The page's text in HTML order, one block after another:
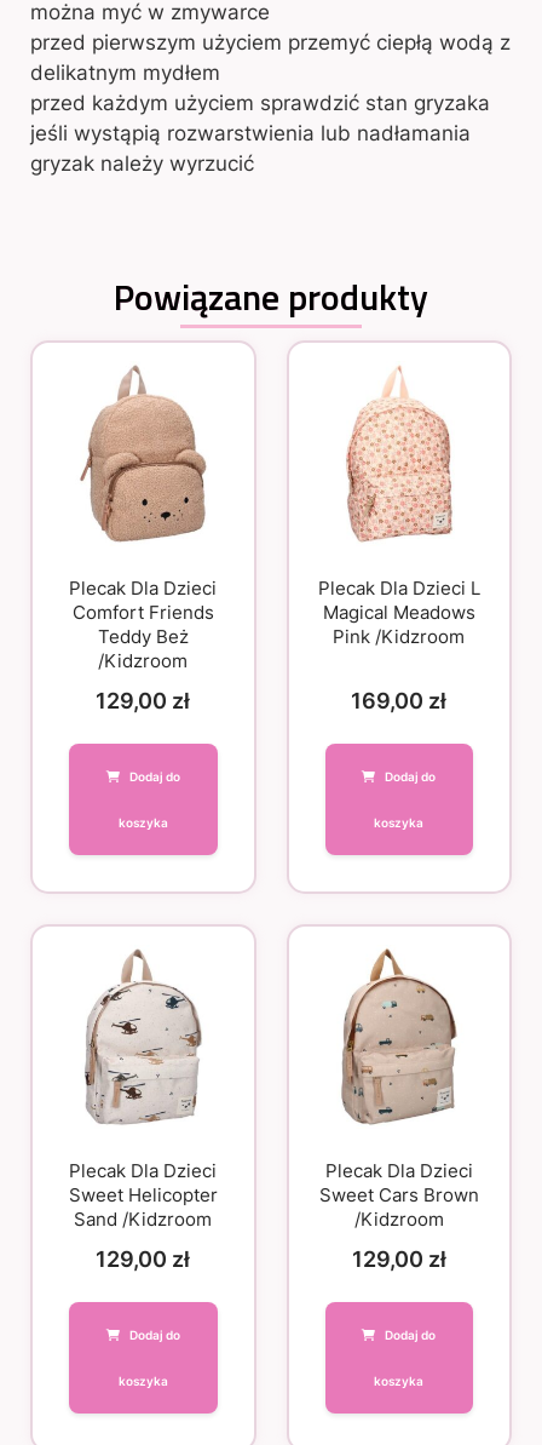
można myć w zmywarce
przed pierwszym użyciem przemyć ciepłą wodą z
delikatnym mydłem
przed każdym użyciem sprawdzić stan gryzaka
jeśli wystąpią rozwarstwienia lub nadłamania
gryzak należy wyrzucić
Powiązane produkty
Plecak Dla Dzieci
Comfort Friends
Teddy Beż
/Kidzroom
129,00 zł
Dodaj do
koszyka
Plecak Dla Dzieci L
Magical Meadows
Pink /Kidzroom
169,00 zł
Dodaj do
koszyka
Plecak Dla Dzieci
Sweet Helicopter
Sand /Kidzroom
129,00 zł
Dodaj do
koszyka
Plecak Dla Dzieci
Sweet Cars Brown
/Kidzroom
129,00 zł
Dodaj do
koszyka